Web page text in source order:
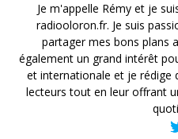
Je m'appelle Rémy et je
radiooloron.fr. Je suis
partager mes bons plans
également un grand intérêt
et internationale et je rédige
lecteurs tout en leur offrant